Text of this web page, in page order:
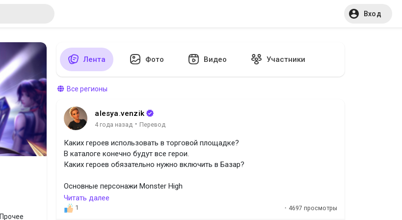
Вход
Прочее
Лента Фото Видео Участники
Все регионы
alesya.venzik
4 года назад · Перевод
Каких героев использовать в торговой площадке?
В каталоге конечно будут все герои.
Каких героев обязательно нужно включить в Базар?
Основные персонажи Monster High
Frankie Stein - Фрэнки Штейн
Читать далее
1 · 4697 просмотры